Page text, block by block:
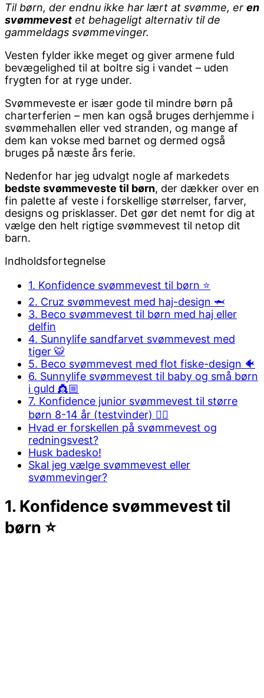
Til børn, der endnu ikke har lært at svømme, er en
svømmevest et behageligt alternativ til de
gammeldags svømmevinger.
Vesten fylder ikke meget og giver armene fuld
bevægelighed til at boltre sig i vandet – uden
frygten for at ryge under.
Svømmeveste er især gode til mindre børn på
charterferien – men kan også bruges derhjemme i
svømmehallen eller ved stranden, og mange af
dem kan vokse med barnet og dermed også
bruges på næste års ferie.
Nedenfor har jeg udvalgt nogle af markedets
bedste svømmeveste til børn, der dækker over en
fin palette af veste i forskellige størrelser, farver,
designs og prisklasser. Det gør det nemt for dig at
vælge den helt rigtige svømmevest til netop dit
barn.
Indholdsfortegnelse
1. Konfidence svømmevest til børn ⭐️
2. Cruz svømmevest med haj-design 🦈
3. Beco svømmevest til børn med haj eller
delfin
4. Sunnylife sandfarvet svømmevest med
tiger 🐯
5. Beco svømmevest med flot fiske-design 🐠
6. Sunnylife svømmevest til baby og små børn
i guld 👸🏼
7. Konfidence junior svømmevest til større
børn 8-14 år (testvinder) 👍🏻
Hvad er forskellen på svømmevest og
redningsvest?
Husk badesko!
Skal jeg vælge svømmevest eller
svømmevinger?
1. Konfidence svømmevest til
børn ⭐️